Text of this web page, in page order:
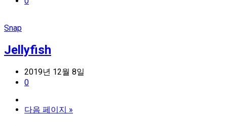
Snap
Jellyfish
2019년 12월 8일
0
다음 페이지 »